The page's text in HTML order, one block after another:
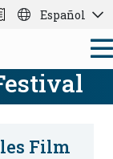
Español
Film